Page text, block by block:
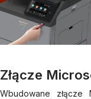
Złącze
Wbudowane złącze